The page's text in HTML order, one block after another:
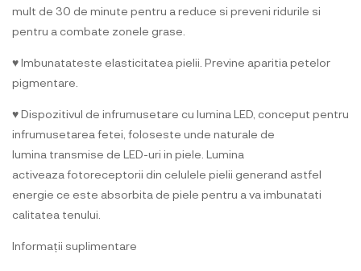
mult de 30 de minute pentru a reduce si preveni ridurile si
pentru a combate zonele grase.
♥ Imbunatateste elasticitatea pielii. Previne aparitia petelor
pigmentare.
♥ Dispozitivul de infrumusetare cu lumina LED, conceput pentru
infrumusetarea fetei, foloseste unde naturale de
lumina transmise de LED-uri in piele. Lumina
activeaza fotoreceptorii din celulele pielii generand astfel
energie ce este absorbita de piele pentru a va imbunatati
calitatea tenului.
Informații suplimentare